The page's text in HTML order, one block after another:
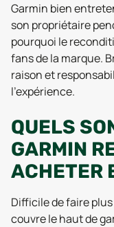
Garmin bien
son propriétaire
pourquoi le
fans de la marque.
raison et
l’expérience.
QUELS
GARMIN
ACHETER
Difficile de faire
couvre le haut de